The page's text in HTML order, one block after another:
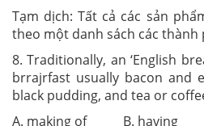
Tạm dịch: Tất cả các sản
theo một danh sách các
8. Traditionally, an ‘English
brrajrfast usually bacon and
black pudding, and tea or
A. making of B.